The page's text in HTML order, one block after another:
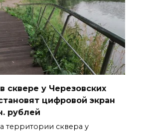
сквере у Черезовских
цифровой экран
рублей
территории сквера у